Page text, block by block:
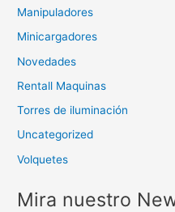
Manipuladores
Minicargadores
Novedades
Rentall Maquinas
Torres de iluminación
Uncategorized
Volquetes
Mira nuestro